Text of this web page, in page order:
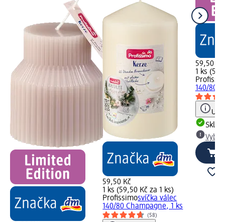
59,50 Kč
1 ks (59,50 Kč za 1 ks)
Profissimosvíčka válec
140/80 Champagne, 1 ks
(58)
59,50 Kč
1 ks
140/80